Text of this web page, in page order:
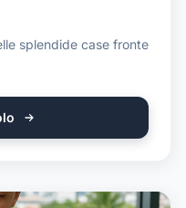
splendide case fronte